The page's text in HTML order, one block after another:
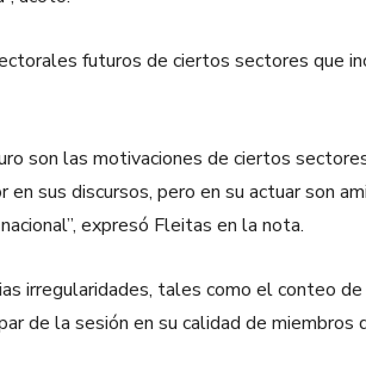
futuros de ciertos sectores que
son las motivaciones de ciertos
sus discursos, pero en su actuar son
expresó Fleitas en la nota.
irregularidades, tales como el conteo
de la sesión en su calidad de